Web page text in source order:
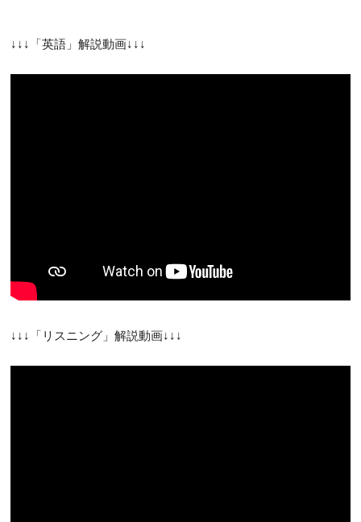
↓↓↓「英語」解説動画↓↓↓
↓↓↓「リスニング」解説動画↓↓↓